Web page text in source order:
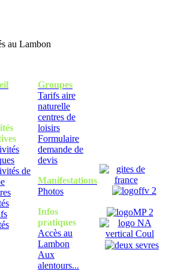
au Lambon
de
Groupes
Tarifs aire
naturelle
centres de
loisirs
Formulaire
demande de
devis
Manifestations
Photos
Infos
pratiques
Accès au
Lambon
Aux
alentours...